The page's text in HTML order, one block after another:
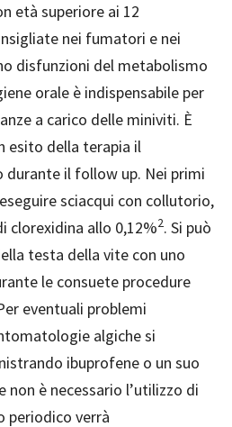
età superiore ai 12
nei fumatori e nei
disfunzioni del metabolismo
orale è indispensabile per
a carico delle miniviti. È
esito della terapia il
il follow up. Nei primi
sciacqui con collutorio,
clorexidina allo 0,12%2. Si può
testa della vite con uno
le consuete procedure
eventuali problemi
algiche si
ibuprofene o un suo
non è necessario l’utilizzo di
periodico verrà